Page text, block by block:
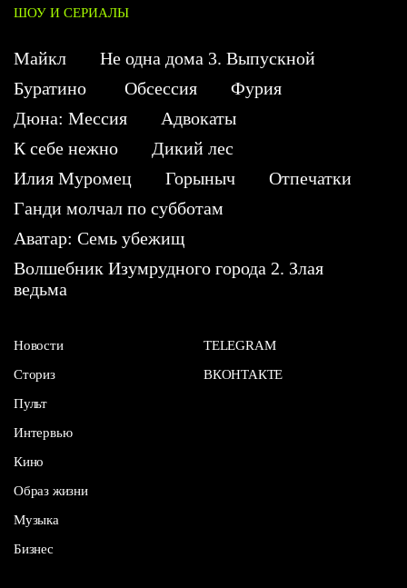
ШОУ И СЕРИАЛЫ
Майкл
Не одна дома 3. Выпускной
Буратино
Обсессия
Фурия
Дюна: Мессия
Адвокаты
К себе нежно
Дикий лес
Илия Муромец
Горыныч
Отпечатки
Ганди молчал по субботам
Аватар: Семь убежищ
Волшебник Изумрудного города 2. Злая
ведьма
Новости
Сториз
Пульт
Интервью
Кино
Образ жизни
Музыка
Бизнес
TELEGRAM
ВКОНТАКТЕ